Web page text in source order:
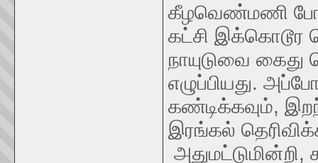
கீழவெண்மணி
கட்சி
நாயுடுவை கைது
எழுப்பியது.
கண்டிக்கவும்,
இரங்கல்